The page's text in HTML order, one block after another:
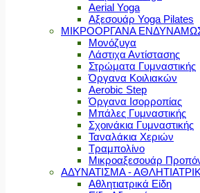
Aerial Yoga
Αξεσουάρ Yoga Pilates
ΜΙΚΡΟΟΡΓΑΝΑ
Μονόζυγα
Λάστιχα Αντίστασης
Στρώματα Γυμναστικής
Όργανα Κοιλιακών
Aerobic Step
Όργανα Ισορροπίας
Μπάλες Γυμναστικής
Σχοινάκια Γυμναστικής
Ταναλάκια Χεριών
Τραμπολίνο
Μικροαξεσουάρ
ΑΔΥΝΑΤΙΣΜΑ -
Αθλητιατρικά Είδη